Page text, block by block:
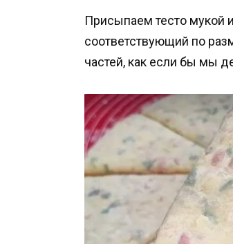
Присыпаем тесто мукой
соответствующий по
частей, как если бы мы